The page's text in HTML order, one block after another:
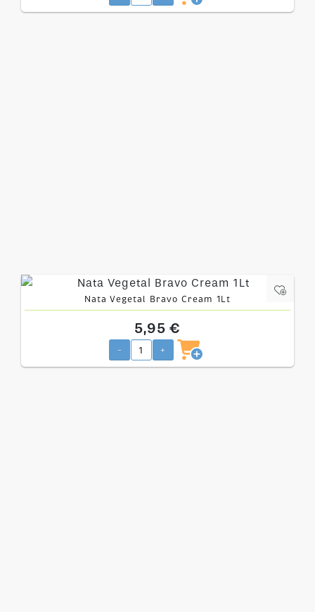
Nata Vegetal Bravo Cream 1Lt
5,95 €
- +